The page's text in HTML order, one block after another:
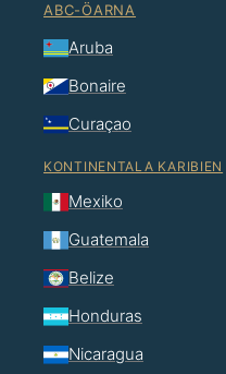
ABC-ÖARNA
Aruba
Bonaire
Curaçao
KONTINENTALA KARIBIEN
Mexiko
Guatemala
Belize
Honduras
Nicaragua